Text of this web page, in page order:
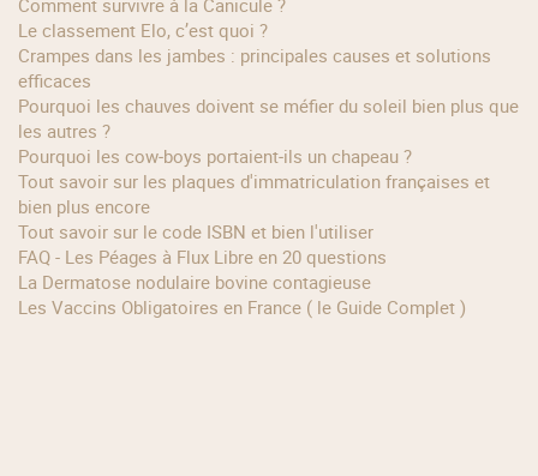
Comment survivre à la Canicule ?
Le classement Elo, c’est quoi ?
Crampes dans les jambes : principales causes et solutions
efficaces
Pourquoi les chauves doivent se méfier du soleil bien plus que
les autres ?
Pourquoi les cow‑boys portaient‑ils un chapeau ?
Tout savoir sur les plaques d'immatriculation françaises et
bien plus encore
Tout savoir sur le code ISBN et bien l'utiliser
FAQ - Les Péages à Flux Libre en 20 questions
La Dermatose nodulaire bovine contagieuse
Les Vaccins Obligatoires en France ( le Guide Complet )